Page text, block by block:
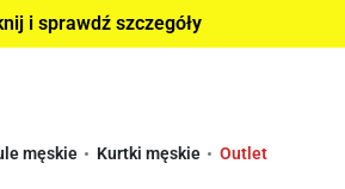
i sprawdź szczegóły
męskie Kurtki męskie Outlet